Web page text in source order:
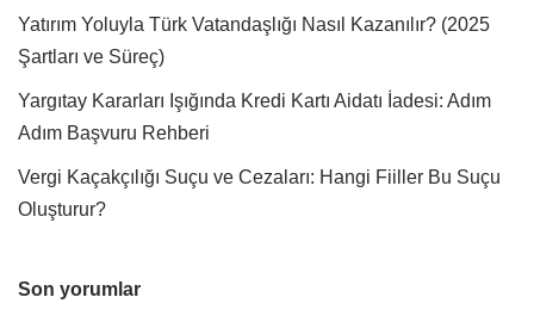
Yatırım Yoluyla Türk Vatandaşlığı Nasıl Kazanılır? (2025
Şartları ve Süreç)
Yargıtay Kararları Işığında Kredi Kartı Aidatı İadesi: Adım
Adım Başvuru Rehberi
Vergi Kaçakçılığı Suçu ve Cezaları: Hangi Fiiller Bu Suçu
Oluşturur?
Son yorumlar